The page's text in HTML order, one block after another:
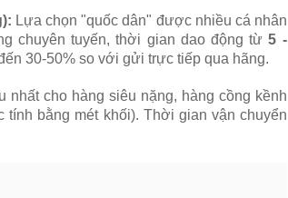
Lựa chọn "quốc dân" được nhiều cá nhân
chuyên tuyến, thời gian dao động từ5 -
30-50% so với gửi trực tiếp qua hãng.
nhất cho hàng siêu nặng, hàng cồng kềnh
bằng mét khối). Thời gian vận chuyển